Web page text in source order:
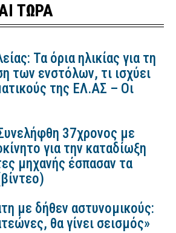
ΤΩΡΑ
Τα όρια ηλικίας για τη
των ενστόλων, τι ισχύει
της ΕΛ.ΑΣ – Οι
37χρονος με
για την καταδίωξη
μηχανής έσπασαν τα
με δήθεν αστυνομικούς:
θα γίνει σεισμός»